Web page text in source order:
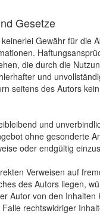
Gesetze
Gewähr für die
die durch die
und
seitens des Autors
und
ohne gesonderte
oder endgültig
Verweisen auf
des Autors liegen,
Autor von den
rechtswidriger